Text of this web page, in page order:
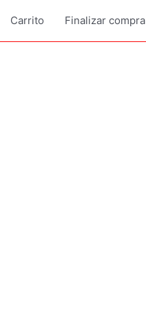
Carrito Finalizar compra